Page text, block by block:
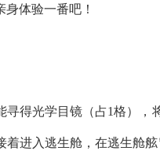
体验一番吧！
寻得光学目镜（占1格），
着进入逃生舱，在逃生舱